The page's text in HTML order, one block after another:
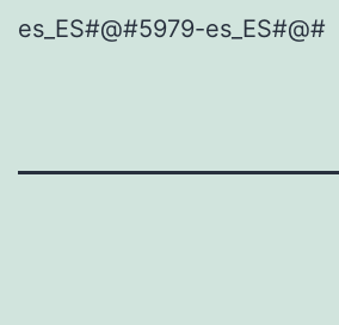
es_ES#@#5979-es_ES#@#